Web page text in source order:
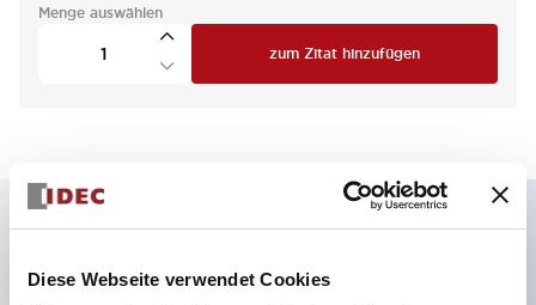
Diese Webseite verwendet Cookies
Menge auswählen
zum Zitat hinzufügen